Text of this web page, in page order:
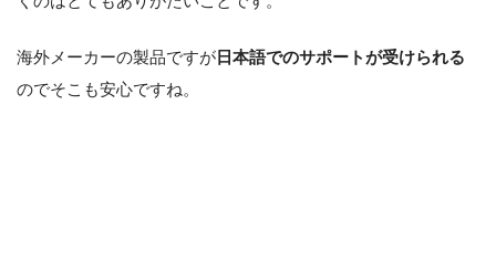
海外メーカーの製品ですが 日本語でのサポートが受けられる
のでそこも安心ですね。